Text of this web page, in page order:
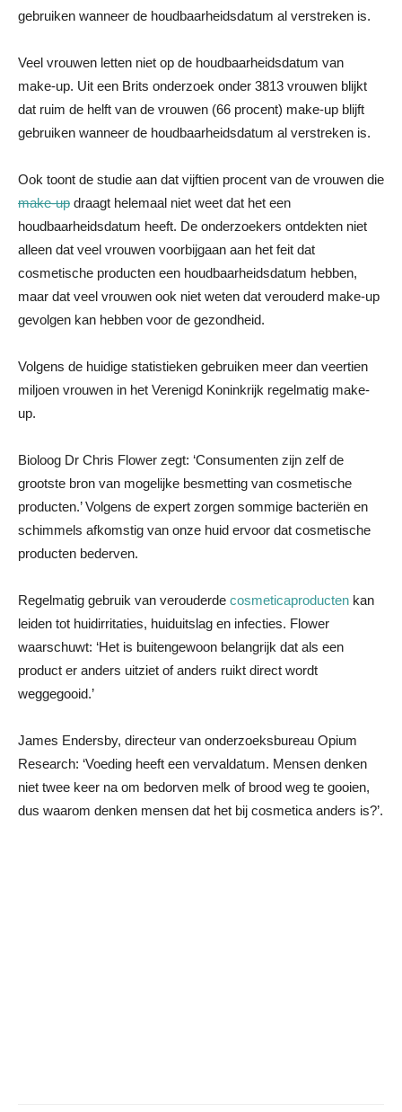
gebruiken wanneer de houdbaarheidsdatum al verstreken is.
Veel vrouwen letten niet op de houdbaarheidsdatum van
make-up. Uit een Brits onderzoek onder 3813 vrouwen blijkt
dat ruim de helft van de vrouwen (66 procent) make-up blijft
gebruiken wanneer de houdbaarheidsdatum al verstreken is.
Ook toont de studie aan dat vijftien procent van de vrouwen die
make-up draagt helemaal niet weet dat het een
houdbaarheidsdatum heeft. De onderzoekers ontdekten niet
alleen dat veel vrouwen voorbijgaan aan het feit dat
cosmetische producten een houdbaarheidsdatum hebben,
maar dat veel vrouwen ook niet weten dat verouderd make-up
gevolgen kan hebben voor de gezondheid.
Volgens de huidige statistieken gebruiken meer dan veertien
miljoen vrouwen in het Verenigd Koninkrijk regelmatig make-
up.
Bioloog Dr Chris Flower zegt: ‘Consumenten zijn zelf de
grootste bron van mogelijke besmetting van cosmetische
producten.’ Volgens de expert zorgen sommige bacteriën en
schimmels afkomstig van onze huid ervoor dat cosmetische
producten bederven.
Regelmatig gebruik van verouderde cosmeticaproducten kan
leiden tot huidirritaties, huiduitslag en infecties. Flower
waarschuwt: ‘Het is buitengewoon belangrijk dat als een
product er anders uitziet of anders ruikt direct wordt
weggegooid.’
James Endersby, directeur van onderzoeksbureau Opium
Research: ‘Voeding heeft een vervaldatum. Mensen denken
niet twee keer na om bedorven melk of brood weg te gooien,
dus waarom denken mensen dat het bij cosmetica anders is?’.